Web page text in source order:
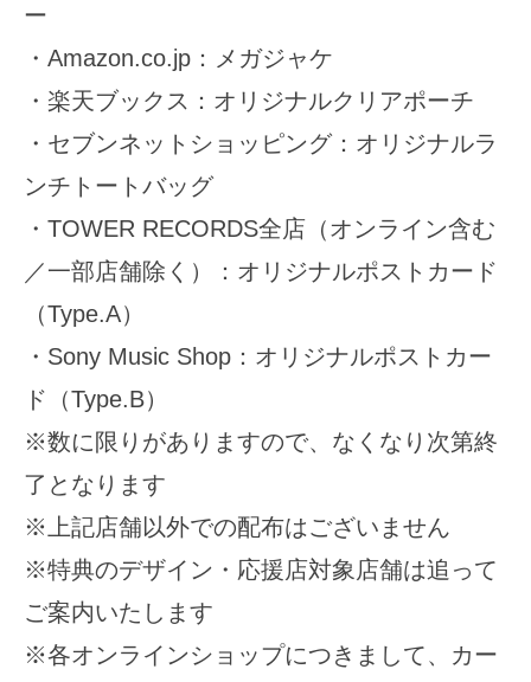
ー
・Amazon.co.jp：メガジャケ
・楽天ブックス：オリジナルクリアポーチ
・セブンネットショッピング：オリジナルラ
ンチトートバッグ
・TOWER RECORDS全店（オンライン含む
／一部店舗除く）：オリジナルポストカード
（Type.A）
・Sony Music Shop：オリジナルポストカー
ド（Type.B）
※数に限りがありますので、なくなり次第終
了となります
※上記店舗以外での配布はございません
※特典のデザイン・応援店対象店舗は追って
ご案内いたします
※各オンラインショップにつきまして、カー